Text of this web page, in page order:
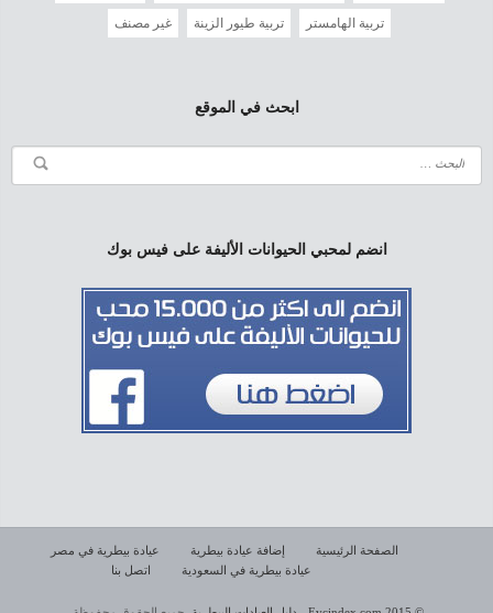
تربية الهامستر تربية طيور الزينة غير مصنف
ابحث في الموقع
انضم لمحبي الحيوانات الأليفة على فيس بوك
الصفحة الرئيسية إضافة عيادة بيطرية
عيادة بيطرية في مصر
عيادة بيطرية في السعودية
اتصل بنا